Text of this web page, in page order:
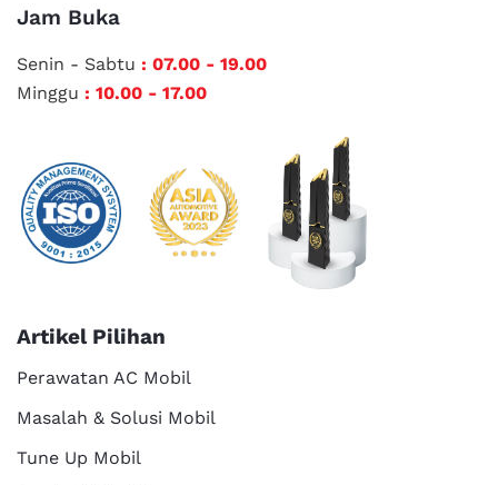
Jam Buka
Senin - Sabtu : 07.00 - 19.00
Minggu : 10.00 - 17.00
Artikel Pilihan
Perawatan AC Mobil
Masalah & Solusi Mobil
Tune Up Mobil